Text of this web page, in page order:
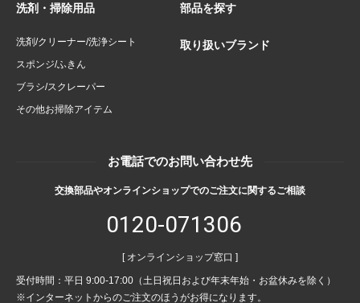
洗剤・掃除用品
洗剤/クリーナー/洗浄シート
スポンジ/ふきん
ブラシ/スクレーパー
その他お掃除アイテム
部品を探す
取り扱いブランド
お電話でのお問い合わせ先
交換部品やオンラインショップでのご注文に関するご相談
0120-071306
[ オンラインショップ窓口 ]
受付時間：平日 9:00-17:00（土日祝日および年末年始・お盆休みを除く）
※インターネットからのご注文のほうがお得になります。